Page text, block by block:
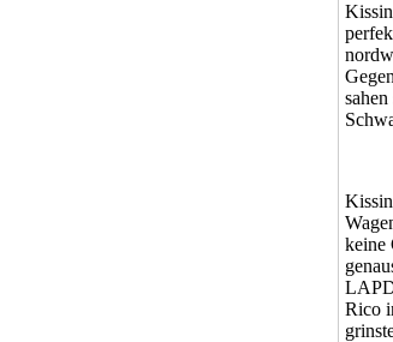
keine
Rico